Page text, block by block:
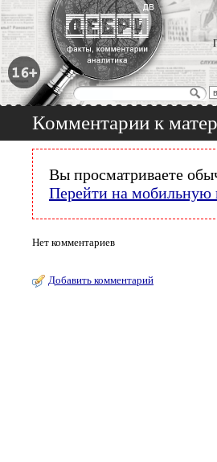
Комментарии к
Вы просматриваете
Перейти на мобильную
Нет комментариев
Добавить комментарий